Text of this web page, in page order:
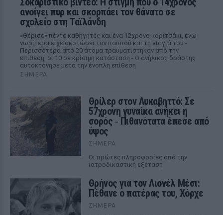
ανοίγει πυρ και σκορπάει τον θάνατο σε
σχολείο στη Ταϊλάνδη
«Θέρισε» πέντε καθηγητές και ένα 12χρονο κοριτσάκι, ενώ
νωρίτερα είχε σκοτώσει τον παππού και τη γιαγιά του -
Περισσότερα από 20 άτομα τραυματίστηκαν από την
επίθεση, οι 10 σε κρίσιμη κατάσταση - Ο ανήλικος δράστης
αυτοκτόνησε μετά την ένοπλη επίθεση
ΣΉΜΕΡΑ
Θρίλερ στον Λυκαβηττό: Σε
57χρονη γυναίκα ανήκει η
σορός ‑ Πιθανότατα έπεσε από
ύψος
ΣΉΜΕΡΑ
Οι πρώτες πληροφορίες από την
ιατροδικαστική εξέταση
Θρήνος για τον Λιονέλ Μέσι:
Πέθανε ο πατέρας του, Χόρχε
ΣΉΜΕΡΑ